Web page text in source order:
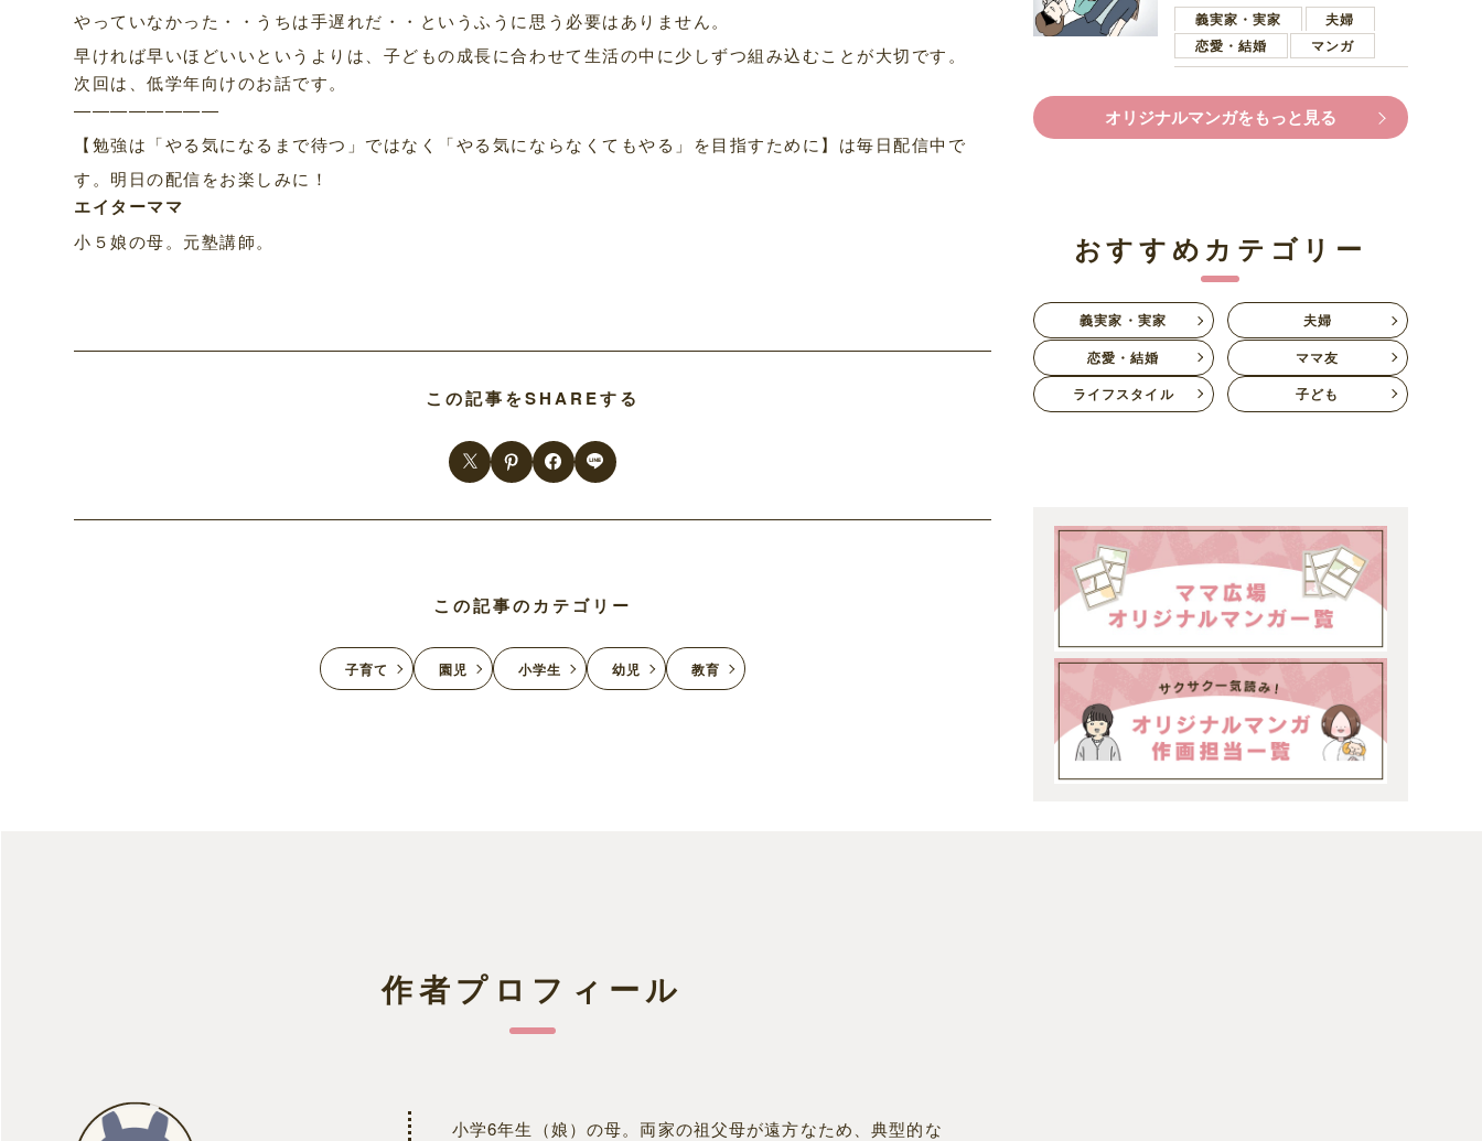
やっていなかった・・うちは手遅れだ・・というふうに思う必要はありません。
早ければ早いほどいいというよりは、子どもの成長に合わせて生活の中に少しずつ組み込むことが大切です。
次回は、低学年向けのお話です。
————————
【勉強は「やる気になるまで待つ」ではなく「やる気にならなくてもやる」を目指すために】は毎日配信中で
す。明日の配信をお楽しみに！
エイターママ
小５娘の母。元塾講師。
この記事をSHAREする
この記事のカテゴリー
子育て 園児 小学生 幼児 教育
作者プロフィール
小学6年生（娘）の母。両家の祖父母が遠方なため、典型的な
ます夫
義実家・実家
夫婦
恋愛・結婚
マンガ
オリジナルマンガをもっと見る
おすすめカテゴリー
義実家・実家
夫婦
恋愛・結婚
ママ友
ライフスタイル
子ども